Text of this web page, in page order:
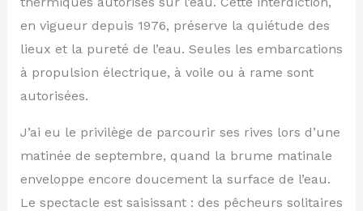
en vigueur depuis 1976, préserve la quiétude des
lieux et la pureté de l’eau. Seules les embarcations
à propulsion électrique, à voile ou à rame sont
autorisées.
J’ai eu le privilège de parcourir ses rives lors d’une
matinée de septembre, quand la brume matinale
enveloppe encore doucement la surface de l’eau.
Le spectacle est saisissant : des pêcheurs solitaires